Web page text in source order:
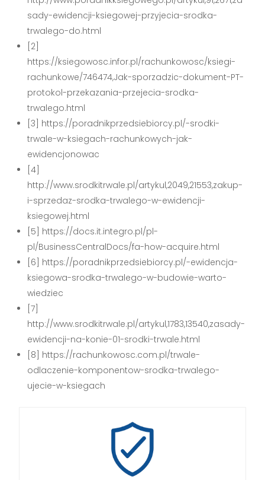
sady-ewidencji-ksiegowej-przyjecia-srodka-
trwalego-do.html
[2]
https://ksiegowosc.infor.pl/rachunkowosc/ksiegi-
rachunkowe/746474,Jak-sporzadzic-dokument-PT-
protokol-przekazania-przejecia-srodka-
trwalego.html
[3] https://poradnikprzedsiebiorcy.pl/-srodki-
trwale-w-ksiegach-rachunkowych-jak-
ewidencjonowac
[4]
http://www.srodkitrwale.pl/artykul,2049,21553,zakup-
i-sprzedaz-srodka-trwalego-w-ewidencji-
ksiegowej.html
[5] https://docs.it.integro.pl/pl-
pl/BusinessCentralDocs/fa-how-acquire.html
[6] https://poradnikprzedsiebiorcy.pl/-ewidencja-
ksiegowa-srodka-trwalego-w-budowie-warto-
wiedziec
[7]
http://www.srodkitrwale.pl/artykul,1783,13540,zasady-
ewidencji-na-konie-01-srodki-trwale.html
[8] https://rachunkowosc.com.pl/trwale-
odlaczenie-komponentow-srodka-trwalego-
ujecie-w-ksiegach